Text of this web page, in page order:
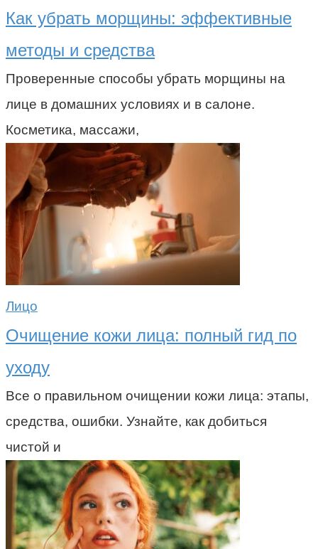
Как убрать морщины: эффективные
методы и средства
Проверенные способы убрать морщины на
лице в домашних условиях и в салоне.
Косметика, массажи,
Лицо
Очищение кожи лица: полный гид по
уходу
Все о правильном очищении кожи лица: этапы,
средства, ошибки. Узнайте, как добиться
чистой и